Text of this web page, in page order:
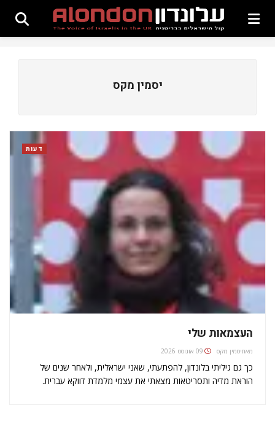
יסמין מקס
דעות
העצמאות שלי
מאתיסמין מקס 09 אוגוסט 2026
כך גם גיליתי בלונדון, להפתעתי, שאני ישראלית, ולאחר שנים של
הוראת מדיה ותסריטאות מצאתי את עצמי מלמדת דווקא עברית.